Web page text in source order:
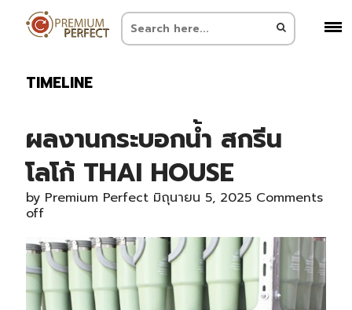
TIMELINE
ผลงานกระบอกน้ำ สกรีน
โลโก้ THAI HOUSE
by Premium Perfect มิถุนายน 5, 2025 Comments
off